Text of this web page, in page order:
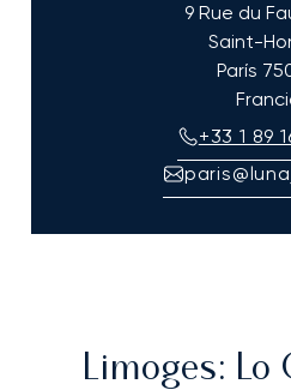
9 Rue du
Saint-
París
+33 1 89
Limoges: Lo